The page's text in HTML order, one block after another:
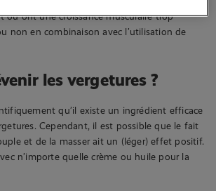
ou ont une croissance musculaire trop
non en combinaison avec l’utilisation de
les vergetures ?
qu’il existe un ingrédient efficace
Cependant, il est possible que le fait
et de la masser ait un (léger) effet positif.
n’importe quelle crème ou huile pour la